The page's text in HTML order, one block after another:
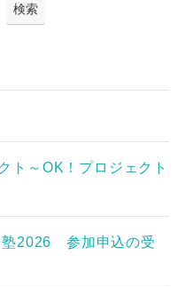
検索
ト～OK！プロジェクト
塾2026 参加申込の受